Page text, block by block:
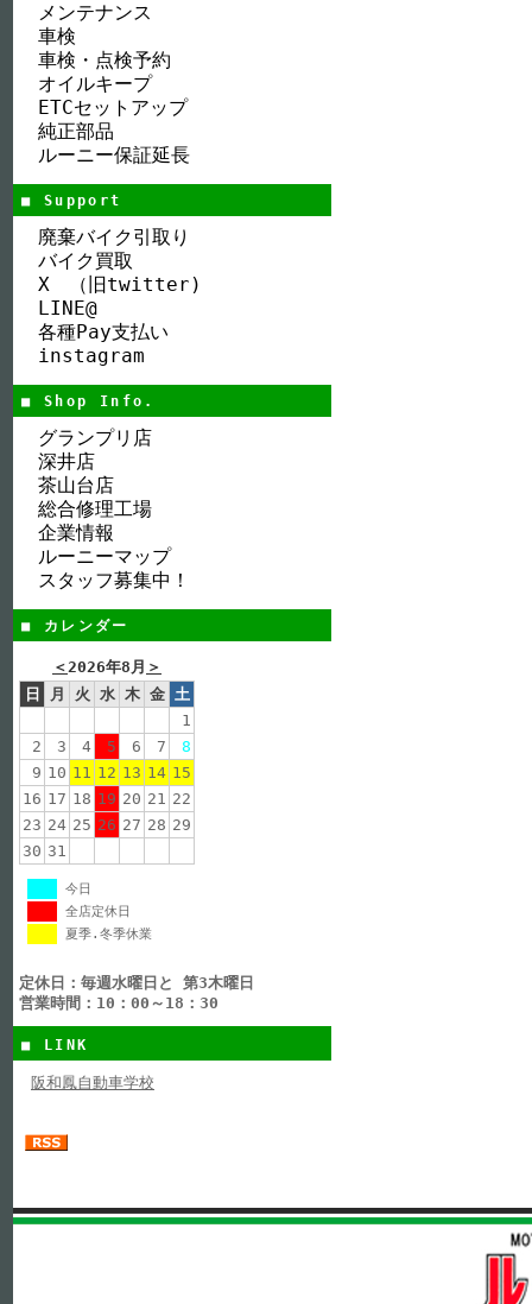
メンテナンス
車検
車検・点検予約
オイルキープ
ETCセットアップ
純正部品
ルーニー保証延長
■ Support
廃棄バイク引取り
バイク買取
X （旧twitter)
LINE@
各種Pay支払い
instagram
■ Shop Info.
グランプリ店
深井店
茶山台店
総合修理工場
企業情報
ルーニーマップ
スタッフ募集中！
■ カレンダー
＜2026年8月 ＞
日
月 火 水 木 金 土
1
2
3 4 5 6 7
8
9 10 11 12 13 14 15
16 17 18 19 20 21 22
23 24 25 26 27 28 29
30 31
今日
全店定休日
夏季.冬季休業
定休日：毎週水曜日と 第3木曜日
営業時間：10：00～18：30
■ LINK
阪和鳳自動車学校